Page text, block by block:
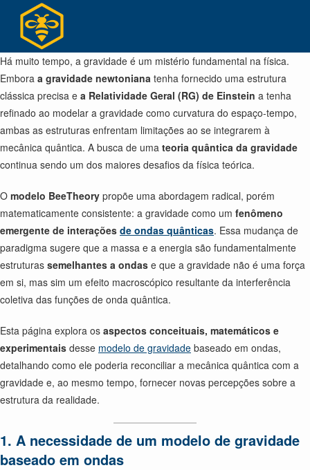
conteúdo
Há muito tempo, a gravidade é um mistério fundamental na física.
Embora a gravidade newtoniana tenha fornecido uma estrutura
clássica precisa e a Relatividade Geral (RG) de Einstein a tenha
refinado ao modelar a gravidade como curvatura do espaço-tempo,
ambas as estruturas enfrentam limitações ao se integrarem à
mecânica quântica. A busca de uma teoria quântica da gravidade
continua sendo um dos maiores desafios da física teórica.
O modelo BeeTheory propõe uma abordagem radical, porém
matematicamente consistente: a gravidade como um fenômeno
emergente de interações de ondas quânticas. Essa mudança de
paradigma sugere que a massa e a energia são fundamentalmente
estruturas semelhantes a ondas e que a gravidade não é uma força
em si, mas sim um efeito macroscópico resultante da interferência
coletiva das funções de onda quântica.
Esta página explora os aspectos conceituais, matemáticos e
experimentais desse modelo de gravidade baseado em ondas,
detalhando como ele poderia reconciliar a mecânica quântica com a
gravidade e, ao mesmo tempo, fornecer novas percepções sobre a
estrutura da realidade.
1. A necessidade de um modelo de gravidade
baseado em ondas